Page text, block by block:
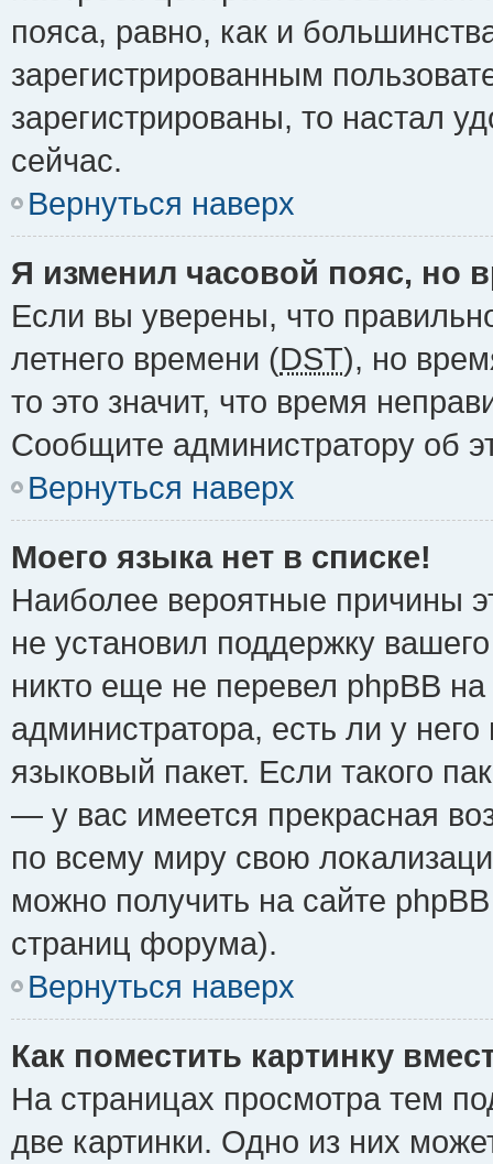
пояса, равно, как и
зарегистрированным
зарегистрированы, то настал
сейчас.
Вернуться наверх
Я изменил часовой пояс, но
Если вы уверены, что
летнего времени (DST), но
то это значит, что время
Сообщите администратору об
Вернуться наверх
Моего языка нет в списке!
Наиболее вероятные причины
не установил поддержку
никто еще не перевел phpBB
администратора, есть ли у
языковый пакет. Если такого
— у вас имеется прекрасная
по всему миру свою
можно получить на сайте
страниц форума).
Вернуться наверх
Как поместить картинку
На страницах просмотра тем
две картинки. Одно из них